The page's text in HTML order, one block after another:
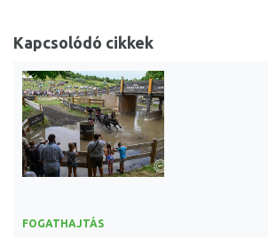
Kapcsolódó cikkek
FOGATHAJTÁS